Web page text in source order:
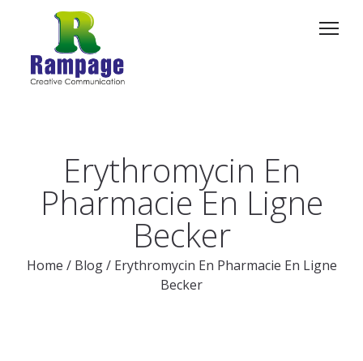
Erythromycin En
Pharmacie En Ligne
Becker
Home / Blog /Erythromycin En Pharmacie En Ligne
Becker